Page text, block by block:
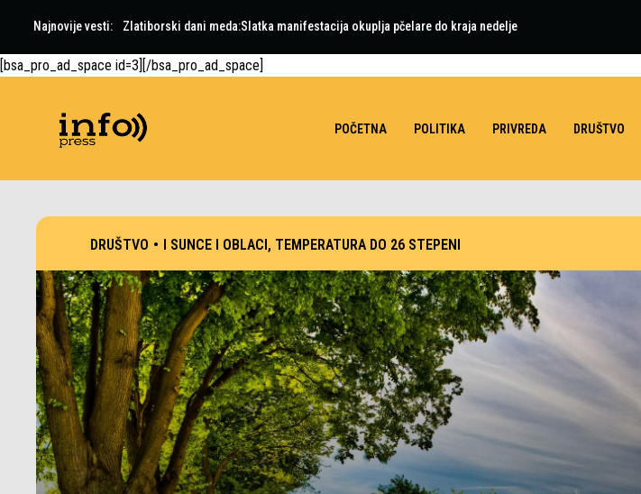
Najnovije vesti: Zlatiborski dani meda:Slatka manifestacija okuplja pčelare do kraja nedelje
[bsa_pro_ad_space id=3][/bsa_pro_ad_space]
POČETNA POLITIKA PRIVREDA DRUŠTVO
DRUŠTVO • I SUNCE I OBLACI, TEMPERATURA DO 26 STEPENI